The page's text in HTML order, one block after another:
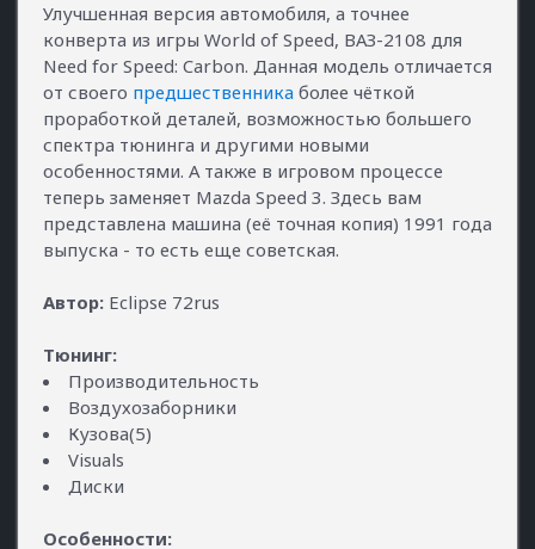
Улучшенная версия автомобиля, а точнее
конверта из игры World of Speed, ВАЗ-2108 для
Need for Speed: Carbon. Данная модель отличается
от своего предшественника более чёткой
проработкой деталей, возможностью большего
спектра тюнинга и другими новыми
особенностями. А также в игровом процессе
теперь заменяет Mazda Speed 3. Здесь вам
представлена машина (её точная копия) 1991 года
выпуска - то есть еще советская.
Автор: Eclipse 72rus
Тюнинг:
Производительность
Воздухозаборники
Кузова(5)
Visuals
Диски
Особенности: